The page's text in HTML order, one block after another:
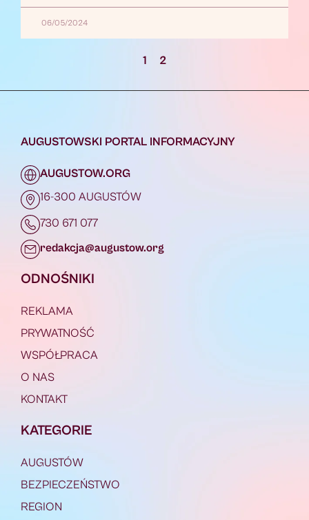
06/05/2024
1 2
AUGUSTOWSKI PORTAL INFORMACYJNY
AUGUSTOW.ORG
16-300 AUGUSTÓW
730 671 077
redakcja@augustow.org
ODNOŚNIKI
REKLAMA
PRYWATNOŚĆ
WSPÓŁPRACA
O NAS
KONTAKT
KATEGORIE
AUGUSTÓW
BEZPIECZEŃSTWO
REGION